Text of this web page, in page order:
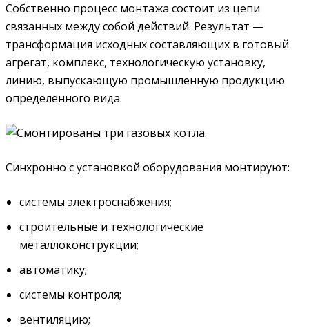
Собственно процесс монтажа состоит из цепи
связанных между собой действий. Результат —
трансформация исходных составляющих в готовый
агрегат, комплекс, технологическую установку,
линию, выпускающую промышленную продукцию
определенного вида.
Синхронно с установкой оборудования монтируют:
системы электроснабжения;
строительные и технологические
металлоконструкции;
автоматику;
системы контроля;
вентиляцию;